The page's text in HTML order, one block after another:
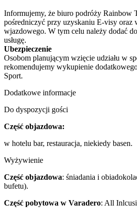
Informujemy, że biuro podróży Rainbow
pośredniczyć przy uzyskaniu E-visy oraz
wjazdowego. W tym celu należy dodać
usługę.
Ubezpieczenie
Osobom planującym wzięcie udziału w
rekomendujemy wykupienie
Sport.
Dodatkowe informacje
Do dyspozycji gości
Część objazdowa:
w hotelu bar, restauracja, niekiedy basen.
Wyżywienie
Część objazdowa: śniadania i
bufetu).
Część pobytowa w Varadero: All